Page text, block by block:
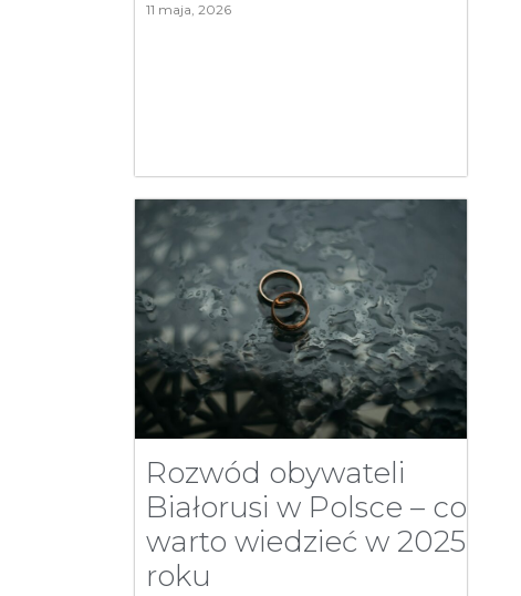
11 maja, 2026
Rozwód obywateli
Białorusi w Polsce – co
warto wiedzieć w 2025
roku